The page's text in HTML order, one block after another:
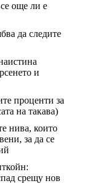
още ли е
да следите
и
проценти за
на такава)
нива, които
за да се
срещу нов